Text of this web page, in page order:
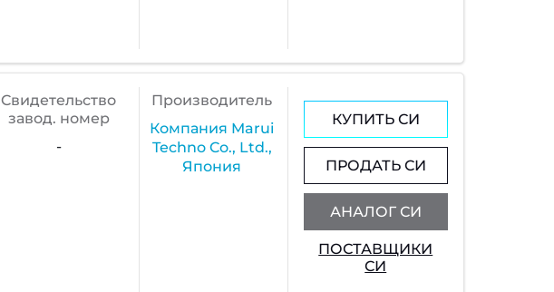
Cвидетельство
завод. номер
-
Производитель
Компания Marui
Techno Co., Ltd.,
Япония
КУПИТЬ СИ
ПРОДАТЬ СИ
АНАЛОГ СИ
ПОСТАВЩИКИ
СИ